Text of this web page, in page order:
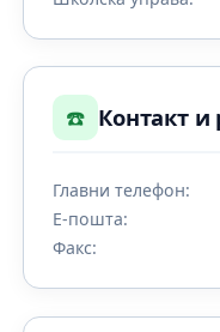
☎️ Контакт и
Главни телефон:
Е-пошта:
Факс: